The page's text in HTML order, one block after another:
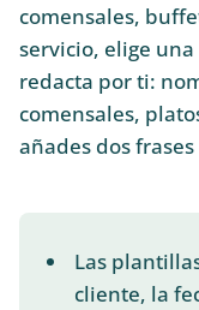
comensales,
servicio, elige
redacta por ti:
comensales,
añades dos
Las
cliente, la